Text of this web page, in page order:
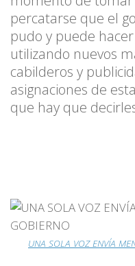
percatarse que el
pudo y puede
utilizando nuevos
cabilderos y
asignaciones de
que hay que
UNA SOLA VOZ ENVÍA